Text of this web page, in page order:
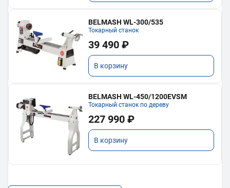
BELMASH WL-300/535
Токарный станок
39 490 ₽
В корзину
BELMASH WL-450/1200EVSM
Токарный станок по дереву
227 990 ₽
В корзину